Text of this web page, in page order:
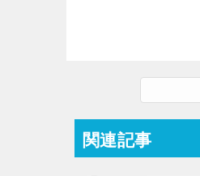
関連記事